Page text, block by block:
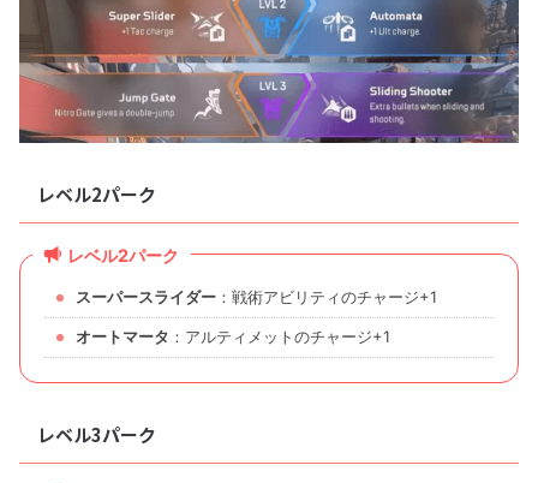
レベル2パーク
レベル2パーク
スーパースライダー ：戦術アビリティのチャージ+1
オートマータ ：アルティメットのチャージ+1
レベル3パーク